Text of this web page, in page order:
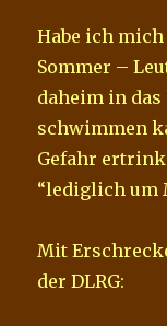
Habe ich
Sommer –
daheim in
schwimmen
Gefahr
“lediglich um
Mit
der DLRG: